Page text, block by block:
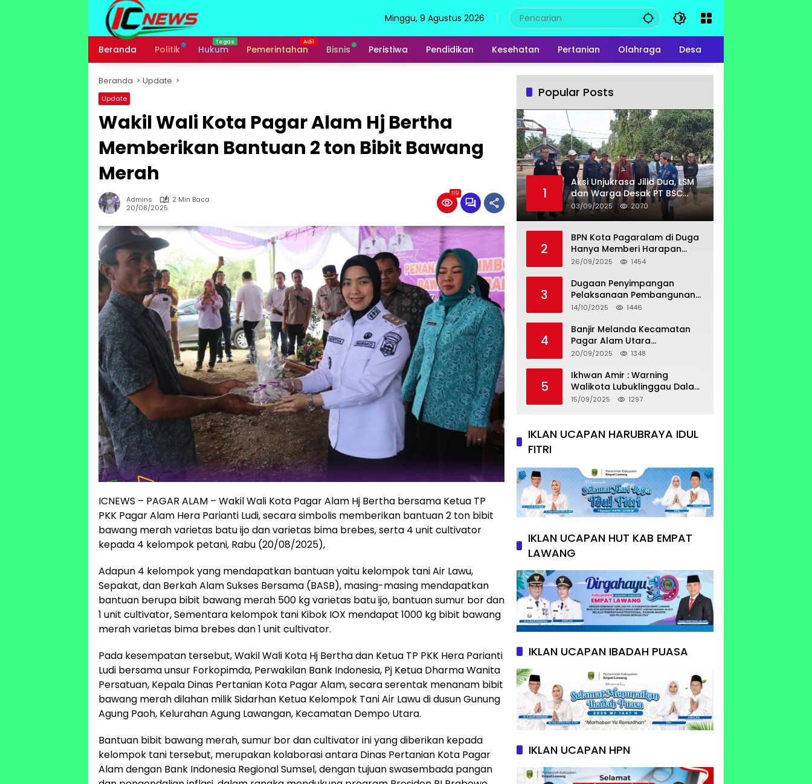
Minggu, 9 Agustus 2026
Beranda Politik Hukum Pemerintahan Bisnis Peristiwa Pendidikan Kesehatan Pertanian Olahraga Desa
Beranda Update
Update
Wakil Wali Kota Pagar Alam Hj Bertha
Memberikan Bantuan 2 ton Bibit Bawang
Merah
Admins
2 Min Baca
20/08/2025
119
ICNEWS – PAGAR ALAM – Wakil Wali Kota Pagar Alam Hj Bertha bersama Ketua TP
PKK Pagar Alam Hera Parianti Ludi, secara simbolis memberikan bantuan 2 ton bibit
bawang merah varietas batu ijo dan varietas bima brebes, serta 4 unit cultivator
kepada 4 kelompok petani, Rabu (20/08/2025),
Adapun 4 kelompok yang mendapatkan bantuan yaitu kelompok tani Air Lawu,
Sepakat, dan Berkah Alam Sukses Bersama (BASB), masing-masing mendapatkan
bantuan berupa bibit bawang merah 500 kg varietas batu ijo, bantuan sumur bor dan
1 unit cultivator, Sementara kelompok tani Kibok IOX mendapat 1000 kg bibit bawang
merah varietas bima brebes dan 1 unit cultivator.
Pada kesempatan tersebut, Wakil Wali Kota Hj Bertha dan Ketua TP PKK Hera Parianti
Ludi bersama unsur Forkopimda, Perwakilan Bank Indonesia, Pj Ketua Dharma Wanita
Persatuan, Kepala Dinas Pertanian Kota Pagar Alam, secara serentak menanam bibit
bawang merah dilahan milik Sidarhan Ketua Kelompok Tani Air Lawu di dusun Gunung
Agung Paoh, Kelurahan Agung Lawangan, Kecamatan Dempo Utara.
Bantuan bibit bawang merah, sumur bor dan cultivator ini yang diberikan kepada
kelompok tani tersebut, merupakan kolaborasi antara Dinas Pertanian Kota Pagar
Alam dengan Bank Indonesia Regional Sumsel, dengan tujuan swasembada pangan
Popular Posts
1
Aksi Unjukrasa Jilid Dua, LSM
dan Warga Desak PT BSC
Bayar Lahan Milik Untung
Suropati
03/09/2025 2070
2
BPN Kota Pagaralam di Duga
Hanya Memberi Harapan
Kurang Tanggap Terkait
26/09/2025 1454
3
Dugaan Penyimpangan
Pelaksanaan Pembangunan
Prasarana Utilitas
14/10/2025 1446
4
Banjir Melanda Kecamatan
Pagar Alam Utara
Pemerintahan Luber Belum
20/09/2025 1348
5
Ikhwan Amir : Warning
Walikota Lubuklinggau Dalam
Pengangkatan Staf Khusus
15/09/2025 1297
IKLAN UCAPAN HARUBRAYA IDUL
FITRI
IKLAN UCAPAN HUT KAB EMPAT
LAWANG
IKLAN UCAPAN IBADAH PUASA
IKLAN UCAPAN HPN